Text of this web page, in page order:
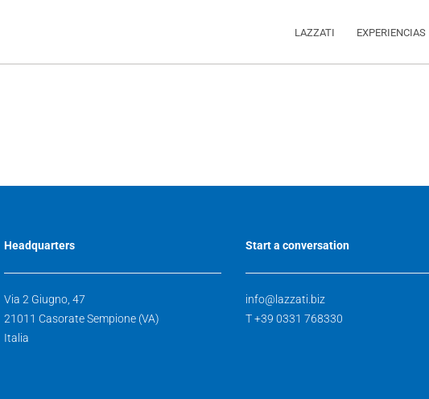
LAZZATI EXPERIENCIAS
Headquarters
Via 2 Giugno, 47
21011 Casorate Sempione (VA)
Italia
Start a conversation
info@lazzati.biz
T +39 0331 768330